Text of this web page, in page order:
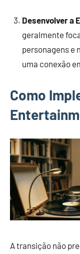
Desenvolver a
geralmente
personagens e
uma conexão
Como
A transição não